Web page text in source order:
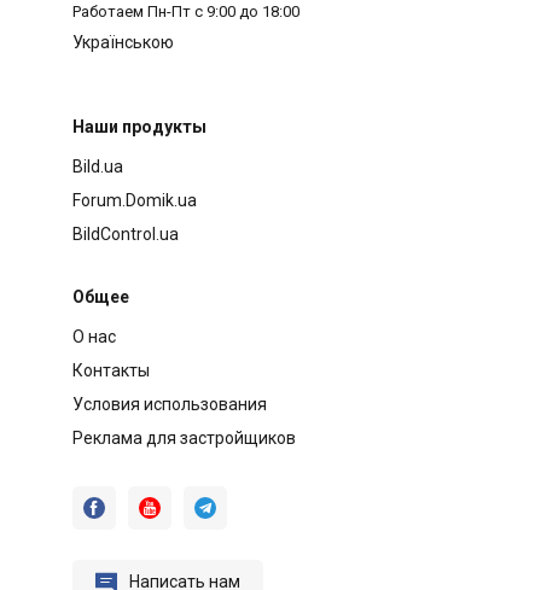
Работаем Пн-Пт с 9:00 до 18:00
Українською
Наши продукты
Bild.ua
Forum.Domik.ua
BildControl.ua
Общее
О нас
Контакты
Условия использования
Реклама для застройщиков
  
 Написать нам